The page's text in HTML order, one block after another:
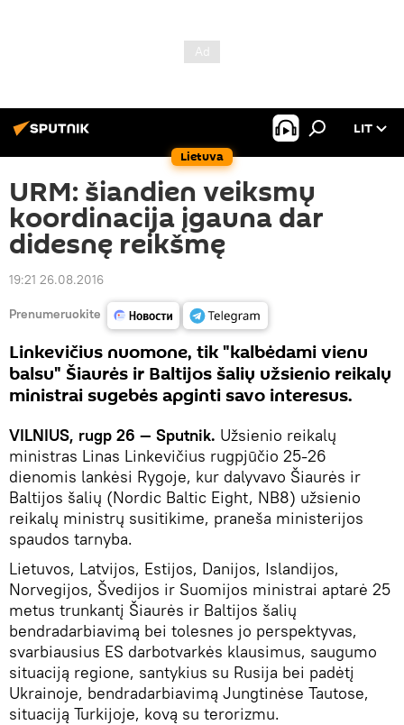
Lietuva
LIT
URM: šiandien veiksmų
koordinacija įgauna dar
didesnę reikšmę
19:21 26.08.2016
Prenumeruokite
Linkevičius nuomone, tik "kalbėdami vienu
balsu" Šiaurės ir Baltijos šalių užsienio reikalų
ministrai sugebės apginti savo interesus.
VILNIUS, rugp 26 — Sputnik. Užsienio reikalų
ministras Linas Linkevičius rugpjūčio 25-26
dienomis lankėsi Rygoje, kur dalyvavo Šiaurės ir
Baltijos šalių (Nordic Baltic Eight, NB8) užsienio
reikalų ministrų susitikime, praneša ministerijos
spaudos tarnyba.
Lietuvos, Latvijos, Estijos, Danijos, Islandijos,
Norvegijos, Švedijos ir Suomijos ministrai aptarė 25
metus trunkantį Šiaurės ir Baltijos šalių
bendradarbiavimą bei tolesnes jo perspektyvas,
svarbiausius ES darbotvarkės klausimus, saugumo
situaciją regione, santykius su Rusija bei padėtį
Ukrainoje, bendradarbiavimą Jungtinėse Tautose,
situaciją Turkijoje, kovą su terorizmu.